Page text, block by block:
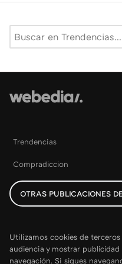
Trendencias
Compradiccion
OTRAS PUBLICACIONES
Utilizamos cookies de
audiencia y mostrar
navegación. Si sigues